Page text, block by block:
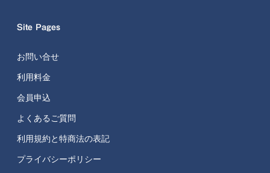
Site Pages
お問い合せ
利用料金
会員申込
よくあるご質問
利用規約と特商法の表記
プライバシーポリシー